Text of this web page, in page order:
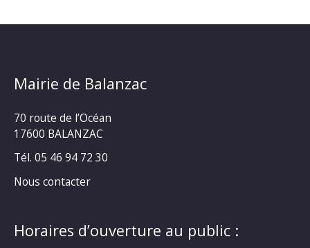
Mairie de Balanzac
70 route de l’Océan
17600 BALANZAC
Tél. 05 46 94 72 30
Nous contacter
Horaires d’ouverture au public :